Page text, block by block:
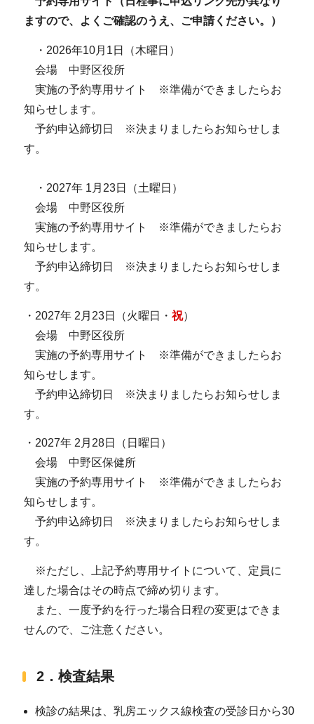
ますので、よくご確認のうえ、ご申請ください。）
・2026年10月1日（木曜日）
会場 中野区役所
実施の予約専用サイト ※準備ができましたらお
知らせします。
予約申込締切日 ※決まりましたらお知らせしま
す。
・2027年 1月23日（土曜日）
会場 中野区役所
実施の予約専用サイト ※準備ができましたらお
知らせします。
予約申込締切日 ※決まりましたらお知らせしま
す。
・2027年 2月23日（火曜日・祝）
会場 中野区役所
実施の予約専用サイト ※準備ができましたらお
知らせします。
予約申込締切日 ※決まりましたらお知らせしま
す。
・2027年 2月28日（日曜日）
会場 中野区保健所
実施の予約専用サイト ※準備ができましたらお
知らせします。
予約申込締切日 ※決まりましたらお知らせしま
す。
※ただし、上記予約専用サイトについて、定員に
達した場合はその時点で締め切ります。
また、一度予約を行った場合日程の変更はできま
せんので、ご注意ください。
2．検査結果
検診の結果は、乳房エックス線検査の受診日から30